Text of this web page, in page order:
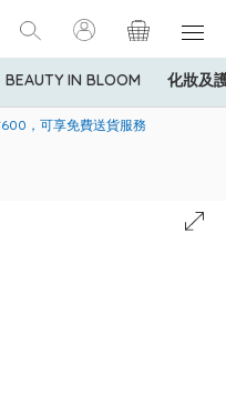
IN BLOOM 化妝及
遇：高達5%簽賬回贈！
，可享免費送貨服務
若訂單金額少於HK$600(折